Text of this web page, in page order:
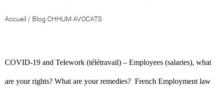
Accueil / Blog CHHUM AVOCATS
COVID-19 and Telework (télétravail) – Employees (salaries), what
are your rights? What are your remedies? French Employment law